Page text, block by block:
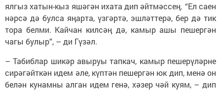
ялгыз хатын-кыз яшәгән ихата дип әйтмәссең. “Ел саен
нәрсә дә булса яңарта, үзгәртә, эшләттерә, бер дә тик
тора белми. Кайчан килсәң дә, камыр ашы пешергән
чагы булыр”, – ди Гүзәл.
– Табиблар шикәр авыруы тапкач, камыр пешерүләрне
сирәгәйткән идем әле, күптән пешергән юк дип, менә он
белән кунамны алган идем генә, хәзер чәй куям, – дип